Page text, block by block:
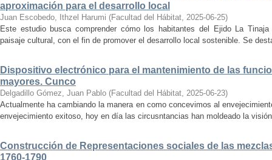
aproximación para el desarrollo local
Juan Escobedo, Ithzel Harumi (Facultad del Hábitat, 2025-06-25)
Este estudio busca comprender cómo los habitantes del Ejido La
paisaje cultural, con el fin de promover el desarrollo local sostenible. Se
Dispositivo electrónico para el mantenimiento de las
mayores. Cunco
Delgadillo Gómez, Juan Pablo (Facultad del Hábitat, 2025-06-23)
Actualmente ha cambiando la manera en como concevimos al
envejecimiento exitoso, hoy en día las circusntancias han moldeado la
Construcción de Representaciones sociales de las
1760-1790